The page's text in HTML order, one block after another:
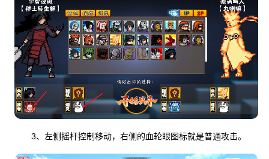
3、左侧摇杆控制移动，右侧的血轮眼图标就是普通攻击。